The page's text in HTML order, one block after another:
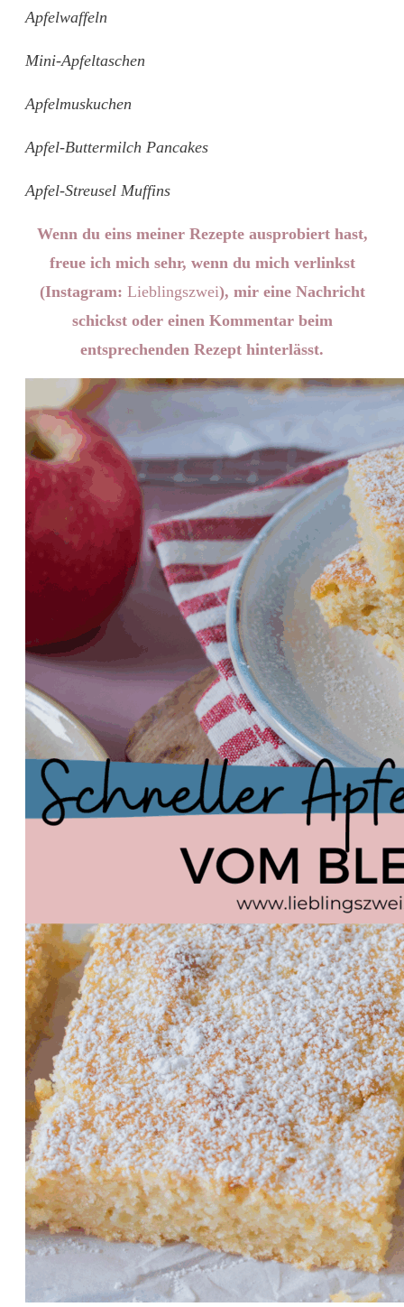
Apfelwaffeln
Mini-Apfeltaschen
Apfelmuskuchen
Apfel-Buttermilch Pancakes
Apfel-Streusel Muffins
Wenn du eins meiner Rezepte ausprobiert hast,
freue ich mich sehr, wenn du mich verlinkst
(Instagram: Lieblingszwei), mir eine Nachricht
schickst oder einen Kommentar beim
entsprechenden Rezept hinterlässt.